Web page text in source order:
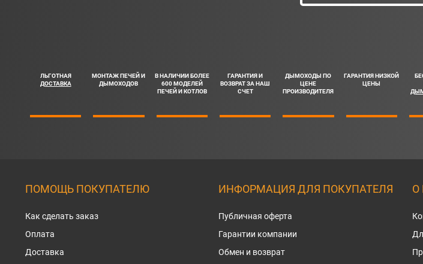
ЛЬГОТНАЯ
ДОСТАВКА
МОНТАЖ ПЕЧЕЙ И
ДЫМОХОДОВ
В НАЛИЧИИ БОЛЕЕ
600 МОДЕЛЕЙ
ПЕЧЕЙ И КОТЛОВ
ГАРАНТИЯ И
ВОЗВРАТ ЗА НАШ
СЧЕТ
ДЫМОХОДЫ ПО
ЦЕНЕ
ПРОИЗВОДИТЕЛЯ
ГАРАНТИЯ НИЗКОЙ
ЦЕНЫ
ПОМОЩЬ ПОКУПАТЕЛЮ
Как сделать заказ
Оплата
Доставка
ИНФОРМАЦИЯ ДЛЯ ПОКУПАТЕЛЯ
Публичная оферта
Гарантии компании
Обмен и возврат
О